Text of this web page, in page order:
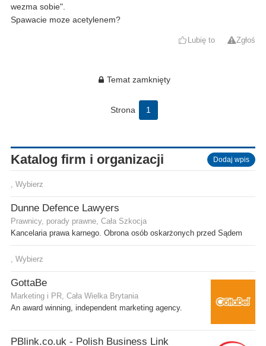
wezma sobie".
Spawacie moze acetylenem?
Lubię to Zgłoś
Temat zamknięty
Strona 1
Katalog firm i organizacji Dodaj wpis
, Wybierz
Dunne Defence Lawyers
Prawnicy, porady prawne, Cała Szkocja
Kancelaria prawa karnego. Obrona osób oskarżonych przed Sądem
, Wybierz
GottaBe
Marketing i PR, Cała Wielka Brytania
An award winning, independent marketing agency.
PBlink.co.uk - Polish Business Link